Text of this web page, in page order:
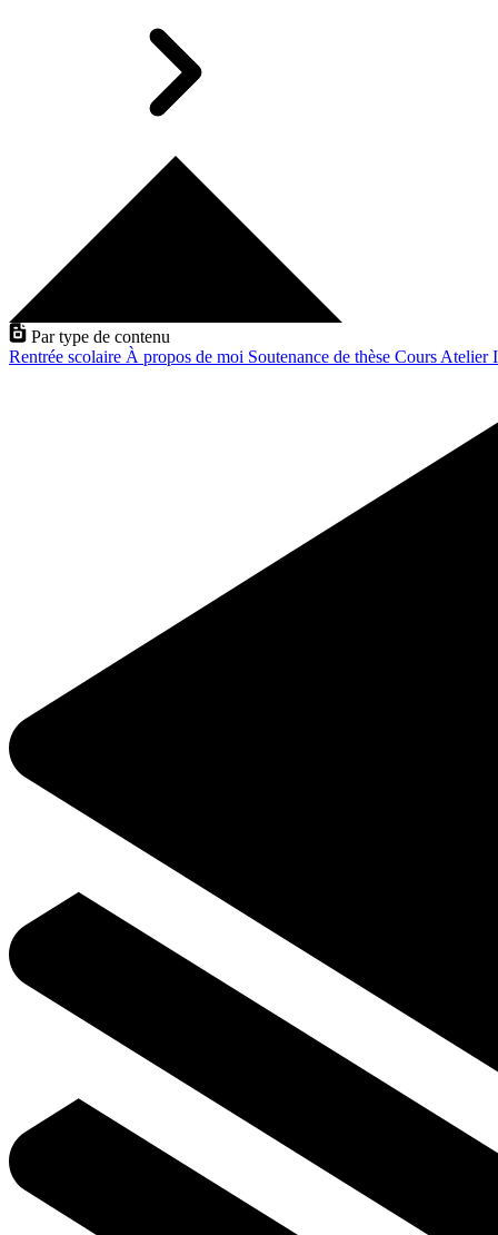
Par type de contenu
Rentrée scolaire À propos de moi Soutenance de thèse Cours Atelier